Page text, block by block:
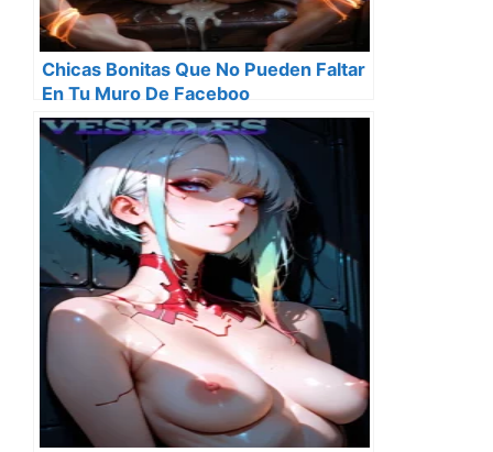
Chicas Bonitas Que No Pueden Faltar
En Tu Muro De Faceboo